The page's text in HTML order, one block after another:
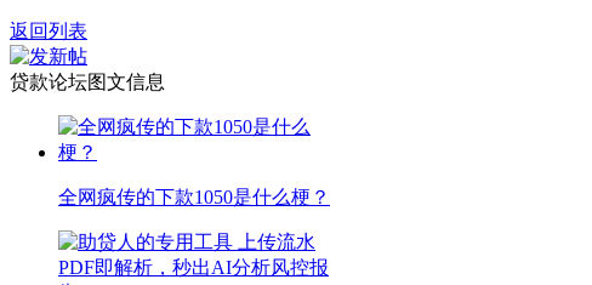
返回列表
贷款论坛图文信息
全网疯传的下款1050是什么梗？